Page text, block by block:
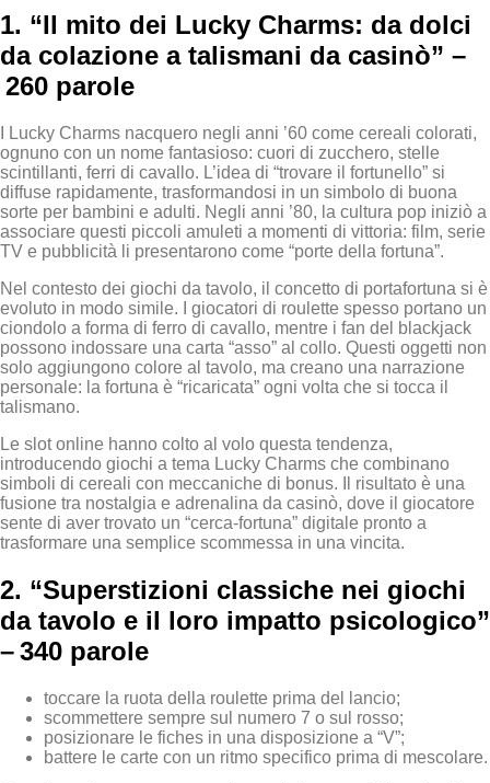
1. “Il mito dei Lucky Charms: da dolci
da colazione a talismani da casinò” –
260 parole
I Lucky Charms nacquero negli anni ’60 come cereali colorati,
ognuno con un nome fantasioso: cuori di zucchero, stelle
scintillanti, ferri di cavallo. L’idea di “trovare il fortunello” si
diffuse rapidamente, trasformandosi in un simbolo di buona
sorte per bambini e adulti. Negli anni ’80, la cultura pop iniziò a
associare questi piccoli amuleti a momenti di vittoria: film, serie
TV e pubblicità li presentarono come “porte della fortuna”.
Nel contesto dei giochi da tavolo, il concetto di portafortuna si è
evoluto in modo simile. I giocatori di roulette spesso portano un
ciondolo a forma di ferro di cavallo, mentre i fan del blackjack
possono indossare una carta “asso” al collo. Questi oggetti non
solo aggiungono colore al tavolo, ma creano una narrazione
personale: la fortuna è “ricaricata” ogni volta che si tocca il
talismano.
Le slot online hanno colto al volo questa tendenza,
introducendo giochi a tema Lucky Charms che combinano
simboli di cereali con meccaniche di bonus. Il risultato è una
fusione tra nostalgia e adrenalina da casinò, dove il giocatore
sente di aver trovato un “cerca‑fortuna” digitale pronto a
trasformare una semplice scommessa in una vincita.
2. “Superstizioni classiche nei giochi
da tavolo e il loro impatto psicologico”
– 340 parole
toccare la ruota della roulette prima del lancio;
scommettere sempre sul numero 7 o sul rosso;
posizionare le fiches in una disposizione a “V”;
battere le carte con un ritmo specifico prima di mescolare.